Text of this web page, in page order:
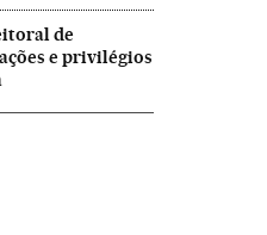
de
e privilégios